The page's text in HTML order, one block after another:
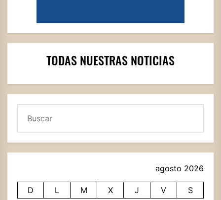
TODAS NUESTRAS NOTICIAS
agosto 2026
D L M X J V
S